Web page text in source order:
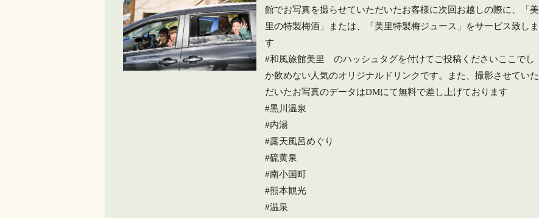
館でお写真を撮らせていただいたお客様に次回お越しの際に、「美
里の特製梅酒」または、「美里特製梅ジュース」をサービス致しま
す
#和風旅館美里 のハッシュタグを付けてご投稿ください️ここでし
か飲めない人気のオリジナルドリンクです。また、撮影させていた
だいたお写真のデータはDMにて無料で差し上げております
#黒川温泉
#内湯
#露天風呂めぐり
#硫黄泉
#南小国町
#熊本観光
#温泉